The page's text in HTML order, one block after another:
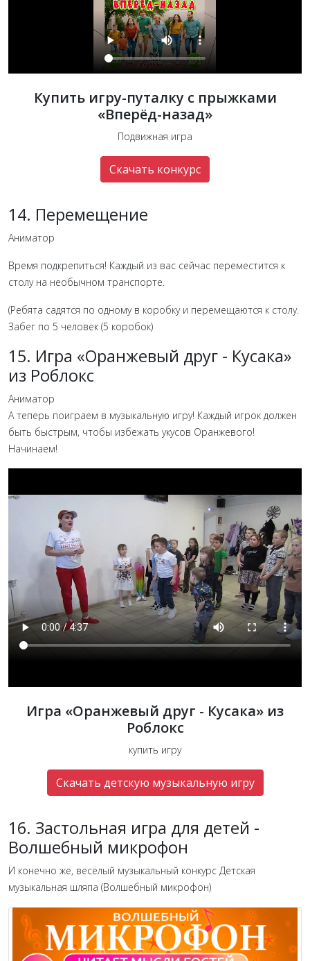
Купить игру-путалку с прыжками
«Вперёд-назад»
Подвижная игра
Скачать конкурс
14. Перемещение
Аниматор
Время подкрепиться! Каждый из вас сейчас переместится к
столу на необычном транспорте.
(Ребята садятся по одному в коробку и перемещаются к столу.
Забег по 5 человек (5 коробок)
15. Игра «‎Оранжевый друг - Кусака»
из Роблокс
Аниматор
А теперь поиграем в музыкальную игру! Каждый игрок должен
быть быстрым, чтобы избежать укусов Оранжевого!
Начинаем!
Игра «‎Оранжевый друг - Кусака» из
Роблокс
купить игру
Скачать детскую музыкальную игру
16. Застольная игра для детей -
Волшебный микрофон
И конечно же, весёлый музыкальный конкурс Детская
музыкальная шляпа (Волшебный микрофон)